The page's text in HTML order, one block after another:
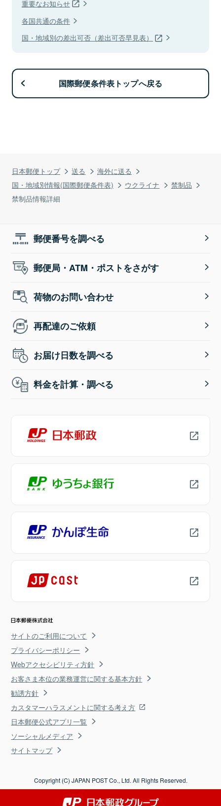
日本郵便トップ 送る
海外に送る
国・地域別情報(国際郵便条件表)
ウクライナ
禁制品
禁制品情報詳細
重要なお知らせ
各国共通の条件
国・地域別の差出可否（差出可否早見表）
国際郵便条件表トップへ戻る
郵便番号を調べる
郵便局・ATM・ポストをさがす
荷物のお問い合わせ
再配達のご依頼
お届け日数を調べる
料金を計算・調べる
サイトのご利用について
プライバシーポリシー
Webアクセシビリティ方針
お客さま本位の業務運営に関する基本方針
勧誘方針
カスタマーハラスメントに関する考え方
日本郵便公式アプリ一覧
ソーシャルメディア
サイトマップ
Copyright (C) JAPAN POST Co., Ltd. All Rights Reserved.